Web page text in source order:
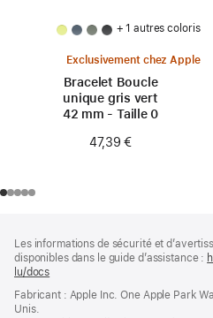
+ 1 autres coloris
Exclusivement chez Apple
Bracelet Boucle
unique gris vert
42 mm - Taille 0
47,39 €
de
page
de
bas
page
Les informations de sécurité et
disponibles dans le guide d’assistance :
lu/docs
une
Fabricant : Apple Inc. One Apple Park
Unis.